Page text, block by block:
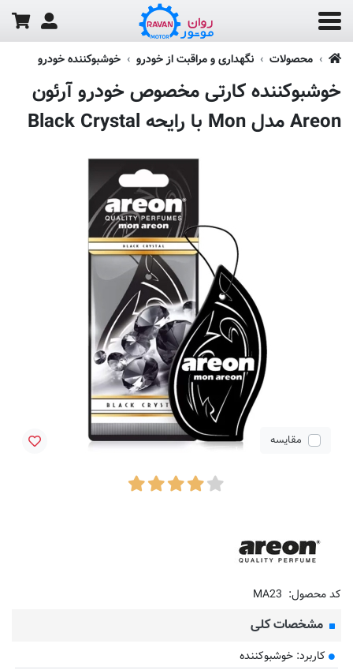
محصولات نگهداری و مراقبت از خودرو خوشبوکننده خودرو
خوشبوکننده کارتی مخصوص خودرو آرئون
Areon مدل Mon با رایحه Black Crystal
مقایسه
کد محصول: MA23
مشخصات کلی
کاربرد: خوشبوکننده